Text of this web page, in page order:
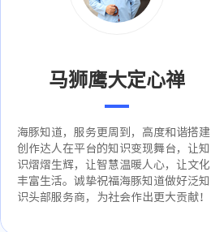
马狮鹰大定心禅
海豚知道，服务更周到，高度和谐搭建
创作达人在平台的知识变现舞台，让知
识熠熠生辉，让智慧温暖人心，让文化
丰富生活。诚挚祝福海豚知道做好泛知
识头部服务商，为社会作出更大贡献！